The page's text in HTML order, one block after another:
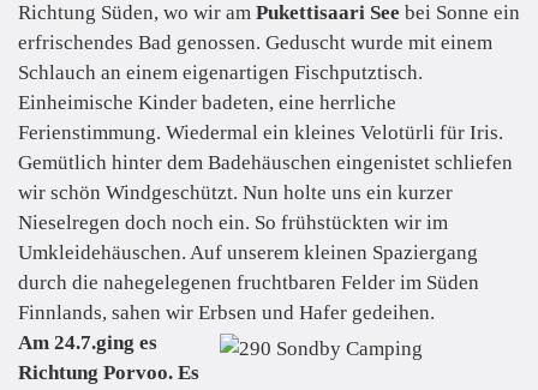
Richtung Süden, wo wir am Pukettisaari See bei Sonne ein
erfrischendes Bad genossen. Geduscht wurde mit einem
Schlauch an einem eigenartigen Fischputztisch.
Einheimische Kinder badeten, eine herrliche
Ferienstimmung. Wiedermal ein kleines Velotürli für Iris.
Gemütlich hinter dem Badehäuschen eingenistet schliefen
wir schön Windgeschützt. Nun holte uns ein kurzer
Nieselregen doch noch ein. So frühstückten wir im
Umkleidehäuschen. Auf unserem kleinen Spaziergang
durch die nahegelegenen fruchtbaren Felder im Süden
Finnlands, sahen wir Erbsen und Hafer gedeihen.
Am 24.7.ging es
Richtung Porvoo. Es